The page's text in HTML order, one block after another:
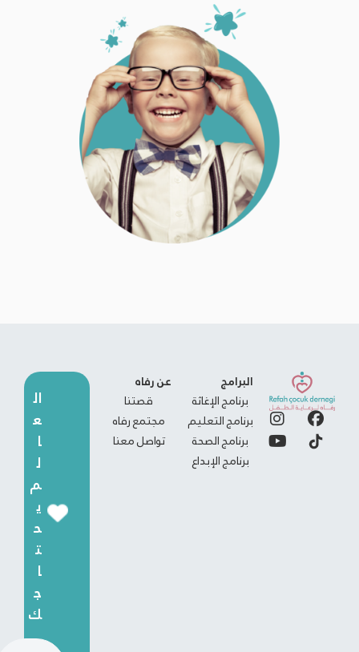
البرامج
برنامج الإغاثة
برنامج التعليم
برنامج الصحة
برنامج الإبداع
عن رفاه
قصتنا
مجتمع رفاه
تواصل معنا
ال
ع
ا
ل
م
ي
ح
ت
ا
ج
ك